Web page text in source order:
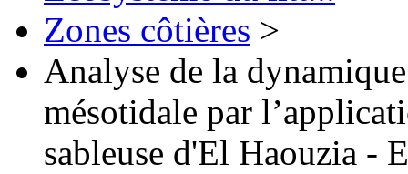
Zones côtières >
Analyse de la
mésotidale par
sableuse d'El Haouzia -